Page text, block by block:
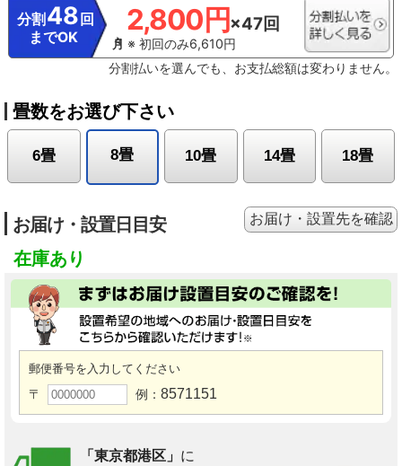
分割 48 回
までOK
2,800円×47回
※ 初回のみ6,610円
分割払いを選んでも、お支払総額は変わりません。
畳数をお選び下さい
6畳 8畳 10畳 14畳 18畳
お届け・設置日目安
在庫あり
郵便番号を入力してください
〒 例： 8571151
「東京都港区」 に
お届け・設置先を確認